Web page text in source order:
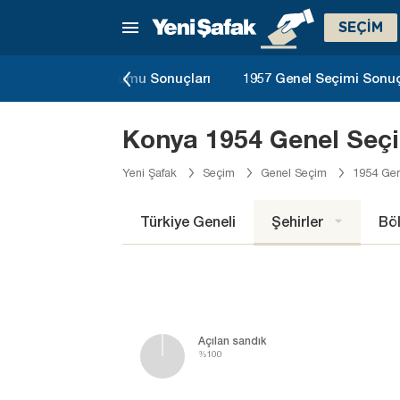
SEÇİM
Anayasa Referandumu Sonuçları 1957 Genel Seçimi
Konya 1954 Genel
Yeni Şafak Seçim Genel Seçim 1954
Türkiye Geneli Şehirler
Açılan sandık
%100